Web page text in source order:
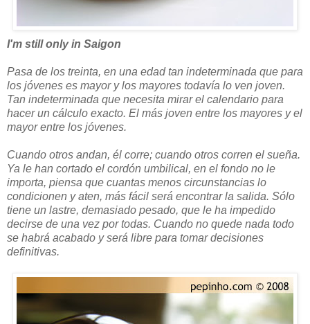
I'm still only in Saigon
Pasa de los treinta, en una edad tan indeterminada que para
los jóvenes es mayor y los mayores todavía lo ven joven.
Tan indeterminada que necesita mirar el calendario para
hacer un cálculo exacto. El más joven entre los mayores y el
mayor entre los jóvenes.
Cuando otros andan, él corre; cuando otros corren el sueña.
Ya le han cortado el cordón umbilical, en el fondo no le
importa, piensa que cuantas menos circunstancias lo
condicionen y aten, más fácil será encontrar la salida. Sólo
tiene un lastre, demasiado pesado, que le ha impedido
decirse de una vez por todas. Cuando no quede nada todo
se habrá acabado y será libre para tomar decisiones
definitivas.